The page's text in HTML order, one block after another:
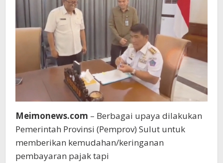
Meimonews.com – Berbagai upaya dilakukan
Pemerintah Provinsi (Pemprov) Sulut untuk
memberikan kemudahan/keringanan
pembayaran pajak tapi